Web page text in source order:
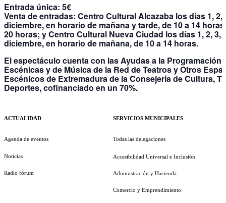
Entrada única: 5€
Venta de entradas: Centro Cultural Alcazaba los días 1, 2,
diciembre, en horario de mañana y tarde, de 10 a 14
20 horas; y Centro Cultural Nueva Ciudad los días 1, 2, 3,
diciembre, en horario de mañana, de 10 a 14 horas.
El espectáculo cuenta con las Ayudas a la Programación
Escénicas y de Música de la Red de Teatros y Otros
Escénicos de Extremadura de la Consejería de Cultura,
Deportes, cofinanciado en un 70%.
ACTUALIDAD
Agenda de eventos
Noticias
Radio fórum
SERVICIOS MUNICIPALES
Todas las delegaciones
Accesibilidad Universal e Inclusión
Administración y Hacienda
Comercio y Emprendimiento